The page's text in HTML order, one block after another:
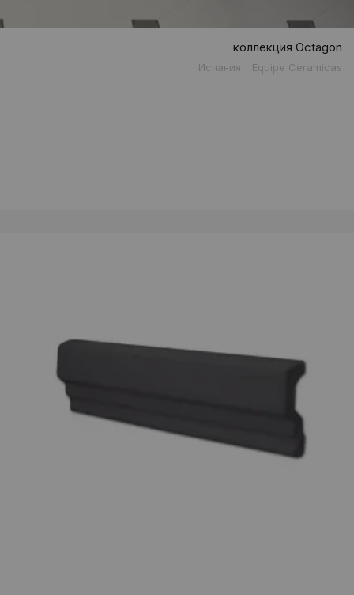
коллекция Octagon
Испания Equipe Ceramicas